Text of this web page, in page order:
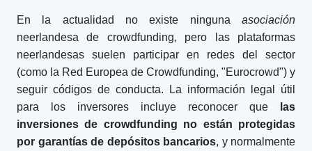
En la actualidad no existe ninguna asociación
neerlandesa de crowdfunding, pero las plataformas
neerlandesas suelen participar en redes del sector
(como la Red Europea de Crowdfunding, "Eurocrowd") y
seguir códigos de conducta. La información legal útil
para los inversores incluye reconocer que
las
inversiones de crowdfunding no están protegidas
por garantías de depósitos bancarios, y normalmente